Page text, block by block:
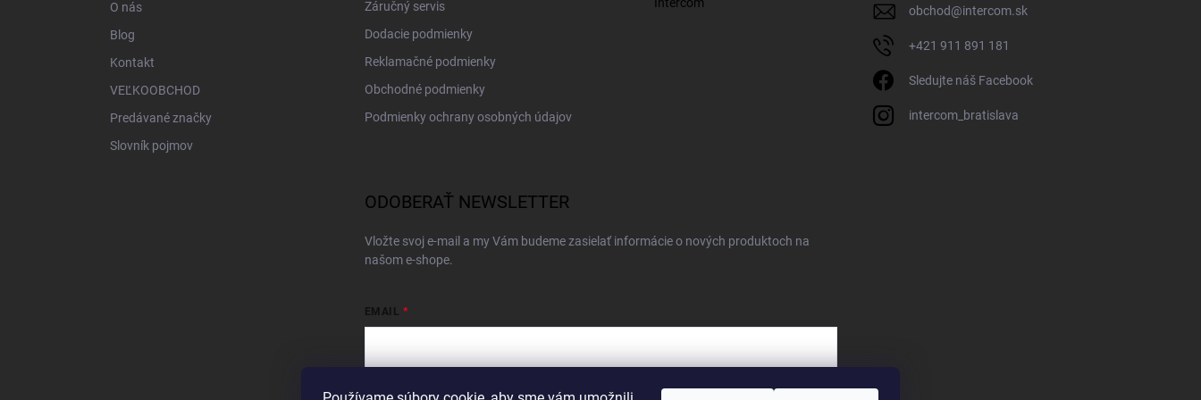
O nás
Blog
Kontakt
VEĽKOOBCHOD
Predávané značky
Slovník pojmov
Záručný servis
Dodacie podmienky
Reklamačné podmienky
Obchodné podmienky
Podmienky ochrany osobných údajov
Intercom
obchod@intercom.sk
+421 911 891 181
Sledujte náš Facebook
intercom_bratislava
ODOBERAŤ NEWSLETTER
Vložte svoj e-mail a my Vám budeme zasielať informácie o nových produktoch na
našom e-shope.
EMAIL